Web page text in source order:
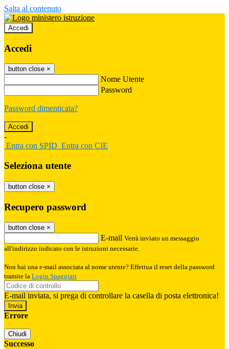
Salta al contenuto
Accedi
Accedi
button close ×
Nome Utente
Password
Password dimenticata?
-
Entra con SPID Entra con CIE
Seleziona utente
button close ×
Recupero password
button close ×
E-mail Verrà inviato un messaggio
all'indirizzo indicato con le istruzioni necessarie.
Non hai una e-mail associata al nome utente? Effettua il reset della password
tramite la Login Spaggiari
E-mail inviata, si prega di controllare la casella di posta elettronica!
Errore
Chiudi
Successo